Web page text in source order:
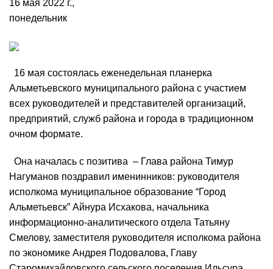
16 мая 2022 г.,
понедельник
16 мая состоялась еженедельная планерка
Альметьевского муниципального района с участием
всех руководителей и представителей организаций,
предприятий, служб района и города в традиционном
очном формате.
Она началась с позитива – Глава района Тимур
Нагуманов поздравил именинников: руководителя
исполкома муниципальное образование “Город
Альметьевск” Айнура Исхакова, начальника
информационно-аналитического отдела Татьяну
Смелову, заместителя руководителя исполкома района
по экономике Андрея Подовалова, Главу